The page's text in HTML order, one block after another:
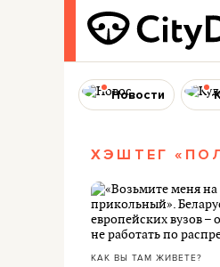
Новости
ХЭШТЕГ
КАК ВЫ ТАМ ЖИВЕТЕ?